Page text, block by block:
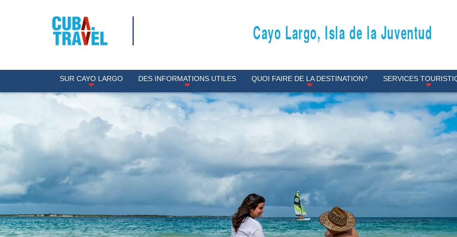
Cayo Largo, Isla de la Juventud
SUR CAYO LARGO DES INFORMATIONS UTILES QUOI FAIRE DE LA DESTINATION? SERVICES